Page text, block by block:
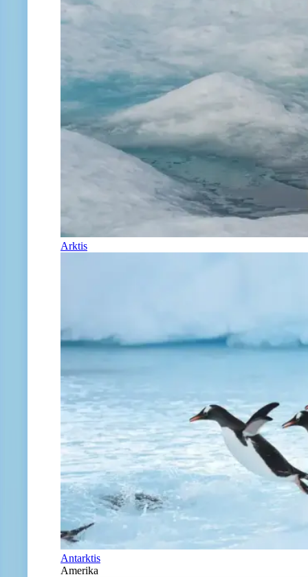
Arktis
Antarktis
Amerika